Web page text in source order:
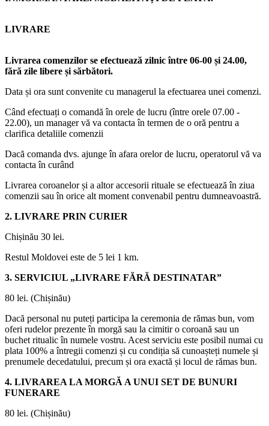
LIVRARE
Livrarea comenzilor se efectuează zilnic între 06-00 și 24.00,
fără zile libere și sărbători.
Data și ora sunt convenite cu managerul la efectuarea unei comenzi.
Când efectuați o comandă în orele de lucru (între orele 07.00 -
22.00), un manager vă va contacta în termen de o oră pentru a
clarifica detaliile comenzii
Dacă comanda dvs. ajunge în afara orelor de lucru, operatorul vă va
contacta în curând
Livrarea coroanelor și a altor accesorii rituale se efectuează în ziua
comenzii sau în orice alt moment convenabil pentru dumneavoastră.
2. LIVRARE PRIN CURIER
Chișinău 30 lei.
Restul Moldovei este de 5 lei 1 km.
3. SERVICIUL „LIVRARE FĂRĂ DESTINATAR”
80 lei. (Chișinău)
Dacă personal nu puteți participa la ceremonia de rămas bun, vom
oferi rudelor prezente în morgă sau la cimitir o coroană sau un
buchet ritualic în numele vostru. Acest serviciu este posibil numai cu
plata 100% a întregii comenzi și cu condiția să cunoașteți numele și
prenumele decedatului, precum și ora exactă și locul de rămas bun.
4. LIVRAREA LA MORGĂ A UNUI SET DE BUNURI
FUNERARE
80 lei. (Chișinău)